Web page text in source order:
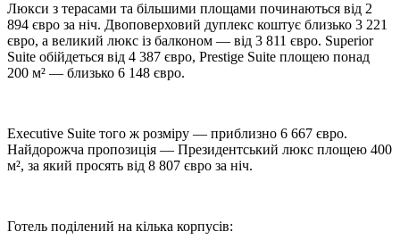
Люкси з терасами та більшими площами починаються від 2
894 євро за ніч. Двоповерховий дуплекс коштує близько 3 221
євро, а великий люкс із балконом — від 3 811 євро. Superior
Suite обійдеться від 4 387 євро, Prestige Suite площею понад
200 м² — близько 6 148 євро.
Executive Suite того ж розміру — приблизно 6 667 євро.
Найдорожча пропозиція — Президентський люкс площею 400
м², за який просять від 8 807 євро за ніч.
Готель поділений на кілька корпусів: